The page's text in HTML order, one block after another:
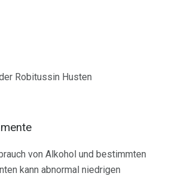
Robitussin Husten
von Alkohol und bestimmten
kann abnormal niedrigen